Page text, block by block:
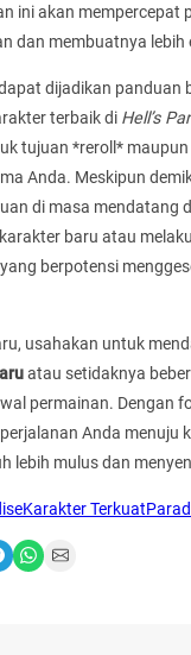
ini akan mempercepat
dan membuatnya lebih
dijadikan panduan
terbaik di Hell’s
tujuan *reroll*
Anda. Meskipun
di masa mendatang
baru atau
berpotensi
usahakan untuk
atau setidaknya
permainan. Dengan
Anda menuju
lebih mulus dan
Karakter Terkuat
Share on WhatsApp Share on Email